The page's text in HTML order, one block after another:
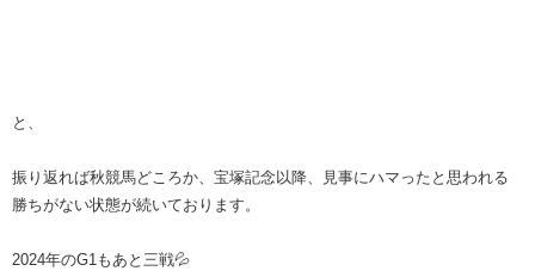
と、
振り返れば秋競馬どころか、宝塚記念以降、見事にハマったと思われる
勝ちがない状態が続いております。
2024年のG1もあと三戦💦